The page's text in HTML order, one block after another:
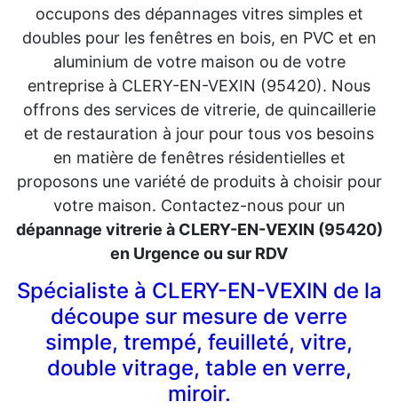
occupons des dépannages vitres simples et
doubles pour les fenêtres en bois, en PVC et en
aluminium de votre maison ou de votre
entreprise à CLERY-EN-VEXIN (95420). Nous
offrons des services de vitrerie, de quincaillerie
et de restauration à jour pour tous vos besoins
en matière de fenêtres résidentielles et
proposons une variété de produits à choisir pour
votre maison. Contactez-nous pour un
dépannage vitrerie à CLERY-EN-VEXIN (95420)
en Urgence ou sur RDV
Spécialiste à CLERY-EN-VEXIN de la
découpe sur mesure de verre
simple, trempé, feuilleté, vitre,
double vitrage, table en verre,
miroir.